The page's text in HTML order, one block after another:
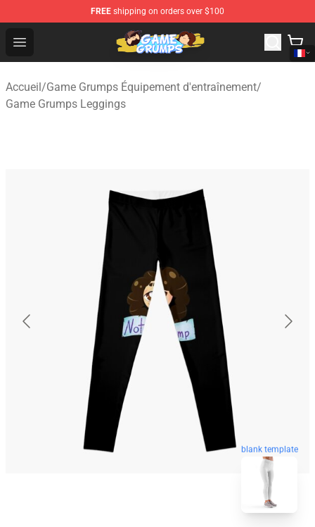
FREE shipping on orders over $100
Open menu
Game Grumps Shop - Official Game Grumps
Accueil/Game Grumps Équipement d'entraînement/
Game Grumps Leggings
blank template